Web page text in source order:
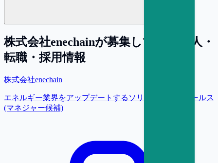
株式会社enechainが募集している求人・
転職・採用情報
株式会社enechain
エネルギー業界をアップデートするソリューションセールス
(マネジャー候補)